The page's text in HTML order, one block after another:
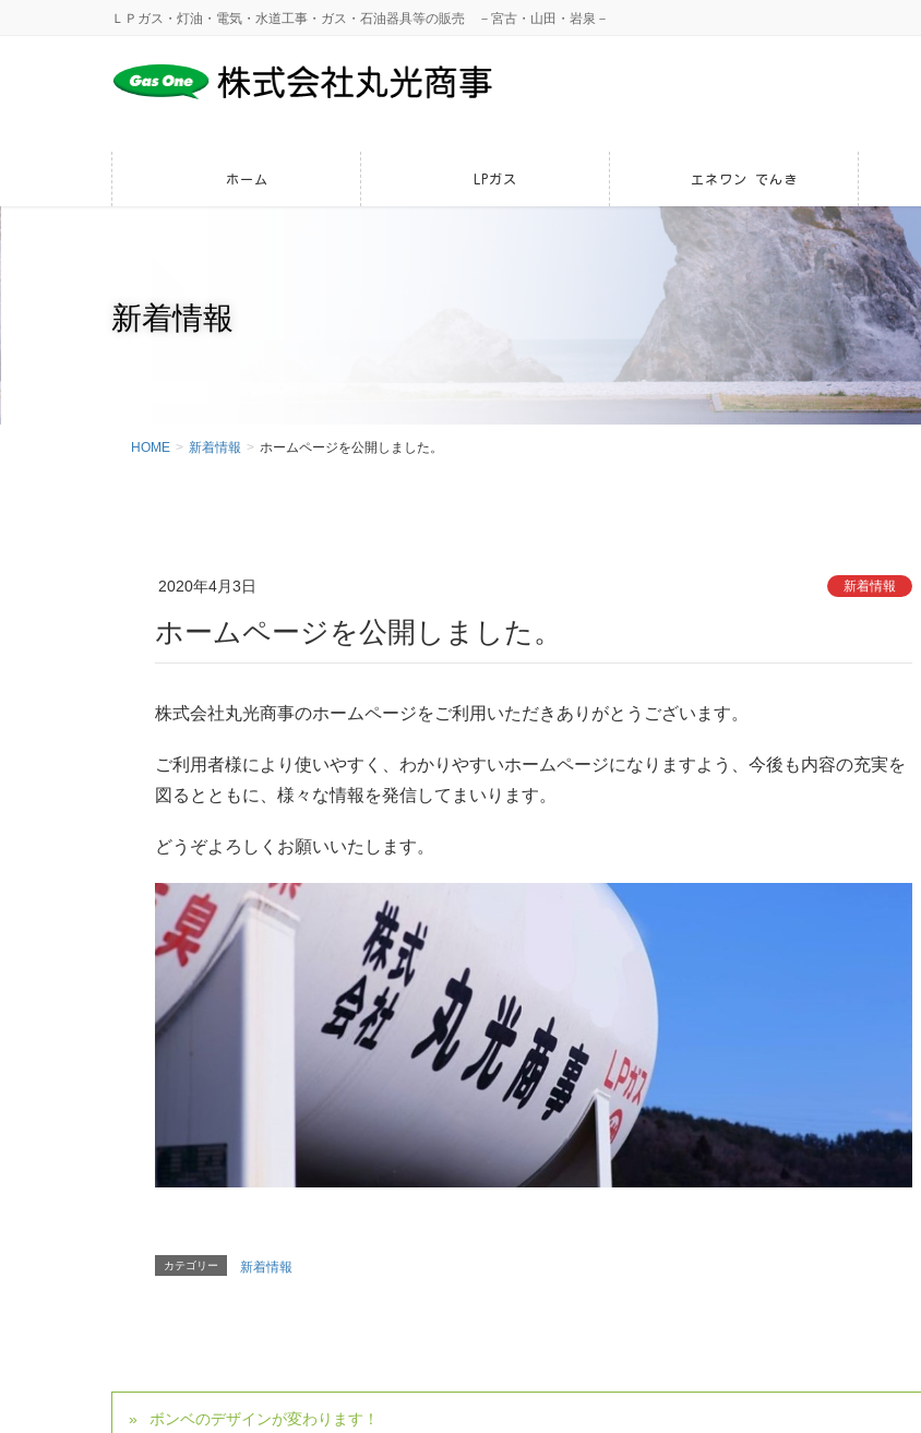
ＬＰガス・灯油・電気・水道工事・ガス・石油器具等の販売 －宮古・山田・岩泉－
ホーム LPガス エネワン でんき
新着情報
HOME 新着情報 ホームページを公開しました。
2020年4月3日 新着情報
ホームページを公開しました。
株式会社丸光商事のホームページをご利用いただきありがとうございます。
ご利用者様により使いやすく、わかりやすいホームページになりますよう、今後も内容の充実を
図るとともに、様々な情報を発信してまいります。
どうぞよろしくお願いいたします。
カテゴリー 新着情報
ボンベのデザインが変わります！